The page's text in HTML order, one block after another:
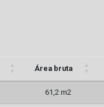
Área bruta
61,2 m2